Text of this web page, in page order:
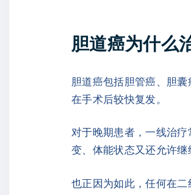
胆道癌为什么
胆道癌包括胆管癌、胆
在手术后较快复发。
对于晚期患者，一线治疗
变、体能状态又还允许继
也正因为如此，任何在二